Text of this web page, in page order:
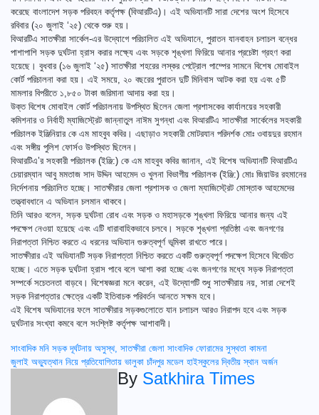
করেছে বাংলাদেশ সড়ক পরিবহন কর্তৃপক্ষ (বিআরটিএ)। এই অভিযানটি সারা দেশের অংশ হিসেবে
রবিবার (২০ জুলাই ‘২৫) থেকে শুরু হয়।
বিআরটিএ সাতক্ষীরা সার্কেল-এর উদ্যোগে পরিচালিত এই অভিযানে, পুরাতন যানবাহন চলাচল বন্ধের
পাশাপাশি সড়ক দুর্ঘটনা হ্রাস করার লক্ষ্যে এবং সড়কে শৃঙ্খলা ফিরিয়ে আনার প্রচেষ্টা গ্রহণ করা
হয়েছে। বুধবার (১৬ জুলাই ‘২৫) সাতক্ষীরা শহরের লস্কর পেট্রোল পাম্পের সামনে বিশেষ মোবাইল
কোর্ট পরিচালনা করা হয়। এই সময়ে, ২০ বছরের পুরাতন দুটি মিনিবাস আটক করা হয় এবং ৫টি
মামলার বিপরীতে ১,৮৫০ টাকা জরিমানা আদায় করা হয়।
উক্ত বিশেষ মোবাইল কোর্ট পরিচালনায় উপস্থিত ছিলেন জেলা প্রশাসকের কার্যালয়ের সহকারী
কমিশনার ও নির্বাহী ম্যাজিস্ট্রেট জান্নাতুল নাঈম সুগন্ধা এবং বিআরটিএ সাতক্ষীরা সার্কেলের সহকারী
পরিচালক ইঞ্জিনিয়ার কে এম মাহবুব কবির। এছাড়াও সহকারী মোটরযান পরিদর্শক মোঃ ওবায়দুর রহমান
এবং সঙ্গীয় পুলিশ ফোর্সও উপস্থিত ছিলেন।
বিআরটিএ’র সহকারী পরিচালক (ইঞ্জি:) কে এম মাহবুব কবির জানান, এই বিশেষ অভিযানটি বিআরটিএ
চেয়ারম্যান আবু মমতাজ সাদ উদ্দিন আহমেদ ও খুলনা বিভাগীয় পরিচালক (ইঞ্জি:) মোঃ জিয়াউর রহমানের
নির্দেশনায় পরিচালিত হচ্ছে। সাতক্ষীরার জেলা প্রশাসক ও জেলা ম্যাজিস্ট্রেট মোস্তাক আহমেদের
তত্ত্বাবধানে এ অভিযান চলমান থাকবে।
তিনি আরও বলেন, সড়ক দুর্ঘটনা রোধ এবং সড়ক ও মহাসড়কে শৃঙ্খলা ফিরিয়ে আনার জন্য এই
পদক্ষেপ নেওয়া হয়েছে এবং এটি ধারাবাহিকভাবে চলবে। সড়কে শৃঙ্খলা প্রতিষ্ঠা এবং জনগণের
নিরাপত্তা নিশ্চিত করতে এ ধরনের অভিযান গুরুত্বপূর্ণ ভূমিকা রাখতে পারে।
সাতক্ষীরার এই অভিযানটি সড়ক নিরাপত্তা নিশ্চিত করতে একটি গুরুত্বপূর্ণ পদক্ষেপ হিসেবে বিবেচিত
হচ্ছে। এতে সড়ক দুর্ঘটনা হ্রাস পাবে বলে আশা করা হচ্ছে এবং জনগণের মধ্যে সড়ক নিরাপত্তা
সম্পর্কে সচেতনতা বাড়বে। বিশেষজ্ঞরা মনে করেন, এই উদ্যোগটি শুধু সাতক্ষীরায় নয়, সারা দেশেই
সড়ক নিরাপত্তার ক্ষেত্রে একটি ইতিবাচক পরিবর্তন আনতে সক্ষম হবে।
এই বিশেষ অভিযানের ফলে সাতক্ষীরার সড়কগুলোতে যান চলাচল আরও নিরাপদ হবে এবং সড়ক
দুর্ঘটনার সংখ্যা কমবে বলে সংশ্লিষ্ট কর্তৃপক্ষ আশাবাদী।
Post
সাংবাদিক মনি সড়ক দূর্ঘটনায় অসুস্থ, সাতক্ষীরা জেলা সাংবাদিক ফোরামের সুস্থতা কামনা
জুলাই অভ্যুত্থান নিয়ে প্রতিযোগিতায় ভালুকা চাঁদপুর মডেল হাইস্কুলের দ্বিতীয় স্থান অর্জন
By Satkhira Times